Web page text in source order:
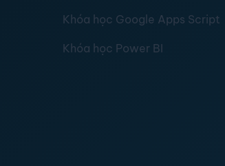
Khóa học Google Apps Script
Khóa học Power BI